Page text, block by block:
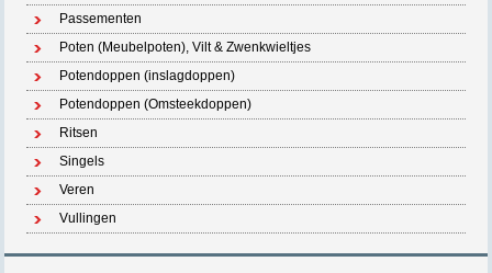
Passementen
Poten (Meubelpoten), Vilt & Zwenkwieltjes
Potendoppen (inslagdoppen)
Potendoppen (Omsteekdoppen)
Ritsen
Singels
Veren
Vullingen